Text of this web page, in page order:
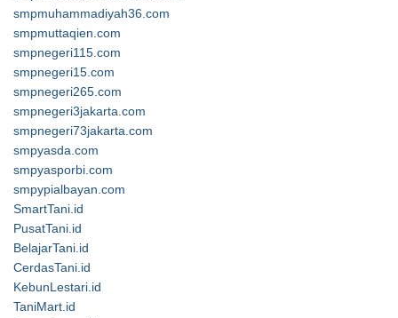
smpmuhammadiyah36.com
smpmuttaqien.com
smpnegeri115.com
smpnegeri15.com
smpnegeri265.com
smpnegeri3jakarta.com
smpnegeri73jakarta.com
smpyasda.com
smpyasporbi.com
smpypialbayan.com
SmartTani.id
PusatTani.id
BelajarTani.id
CerdasTani.id
KebunLestari.id
TaniMart.id